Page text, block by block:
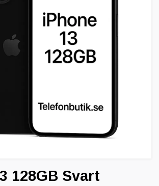
128GB Svart